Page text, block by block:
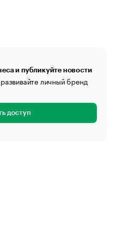
и публикуйте новости
личный бренд
доступ